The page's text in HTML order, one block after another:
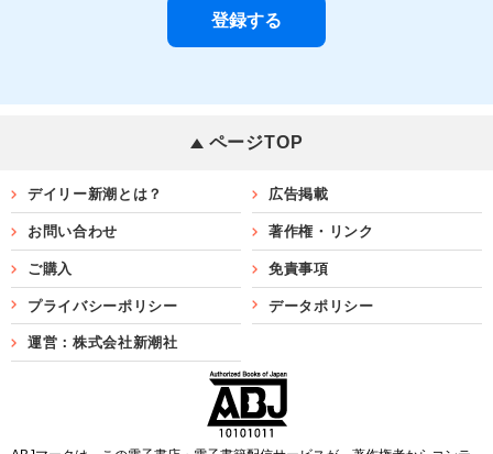
ページTOP
デイリー新潮とは？ 広告掲載
お問い合わせ 著作権・リンク
ご購入 免責事項
プライバシーポリシー データポリシー
運営：株式会社新潮社